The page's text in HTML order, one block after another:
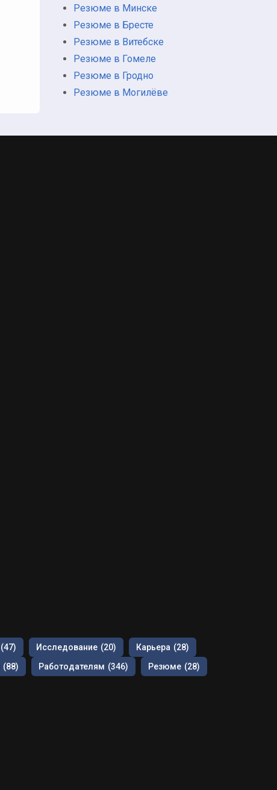
Резюме в Минске
Резюме в Бресте
Резюме в Витебске
Резюме в Гомеле
Резюме в Гродно
Резюме в Могилёве
(47) Исследование (20) Карьера (28)
(88) Работодателям (346) Резюме (28)